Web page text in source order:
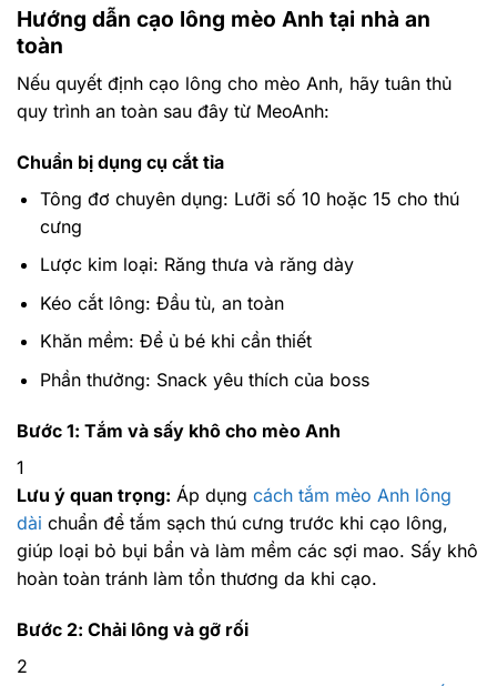
Hướng dẫn cạo lông mèo Anh tại nhà an
toàn
Nếu quyết định cạo lông cho mèo Anh, hãy tuân thủ
quy trình an toàn sau đây từ MeoAnh:
Chuẩn bị dụng cụ cắt tỉa
Tông đơ chuyên dụng: Lưỡi số 10 hoặc 15 cho thú
cưng
Lược kim loại: Răng thưa và răng dày
Kéo cắt lông: Đầu tù, an toàn
Khăn mềm: Để ủ bé khi cần thiết
Phần thưởng: Snack yêu thích của boss
Bước 1: Tắm và sấy khô cho mèo Anh
1
Lưu ý quan trọng: Áp dụng cách tắm mèo Anh lông
dài chuẩn để tắm sạch thú cưng trước khi cạo lông,
giúp loại bỏ bụi bẩn và làm mềm các sợi mao. Sấy khô
hoàn toàn tránh làm tổn thương da khi cạo.
Bước 2: Chải lông và gỡ rối
2